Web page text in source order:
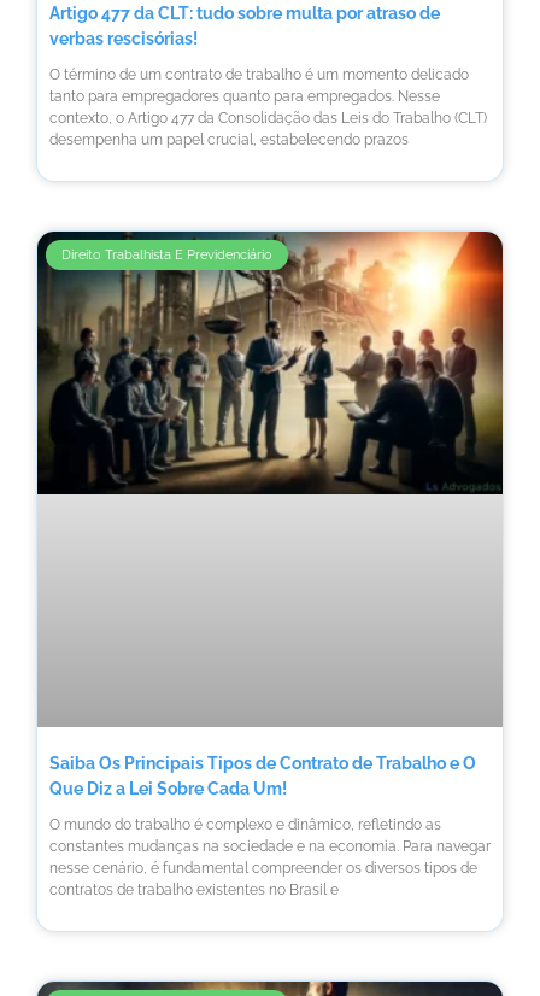
Artigo 477 da CLT: tudo sobre multa por atraso de
verbas rescisórias!
O término de um contrato de trabalho é um momento delicado
tanto para empregadores quanto para empregados. Nesse
contexto, o Artigo 477 da Consolidação das Leis do Trabalho (CLT)
desempenha um papel crucial, estabelecendo prazos
Direito Trabalhista E Previdenciário
Saiba Os Principais Tipos de Contrato de Trabalho e O
Que Diz a Lei Sobre Cada Um!
O mundo do trabalho é complexo e dinâmico, refletindo as
constantes mudanças na sociedade e na economia. Para navegar
nesse cenário, é fundamental compreender os diversos tipos de
contratos de trabalho existentes no Brasil e